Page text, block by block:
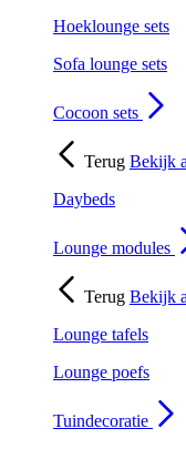
Hoeklounge sets
Sofa lounge sets
Cocoon sets
Terug Bekijk
Daybeds
Lounge modules
Terug Bekijk
Lounge tafels
Lounge poefs
Tuindecoratie